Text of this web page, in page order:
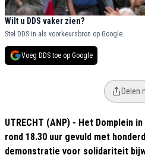
Wilt u DDS vaker zien?
Stel DDS in als voorkeursbron op Google.
Voeg DDS toe op Google
Delen
UTRECHT (ANP) - Het Domplein
rond 18.30 uur gevuld met
demonstratie voor solidariteit